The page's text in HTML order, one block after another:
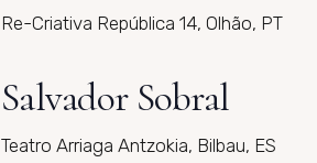
Re-Criativa República 14, Olhão, PT
Salvador Sobral
Teatro Arriaga Antzokia, Bilbau, ES